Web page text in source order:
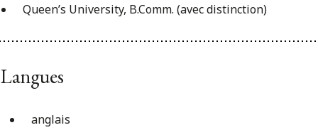
Queen’s University, B.Comm. (avec distinction)
Langues
anglais